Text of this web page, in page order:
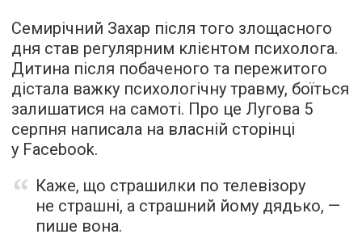
Семирічний Захар після того злощасного
дня став регулярним клієнтом психолога.
Дитина після побаченого та пережитого
дістала важку психологічну травму, боїться
залишатися на самоті. Про це Лугова 5
серпня написала на власній сторінці
у Facebook.
Каже, що страшилки по телевізору
не страшні, а страшний йому дядько, —
пише вона.